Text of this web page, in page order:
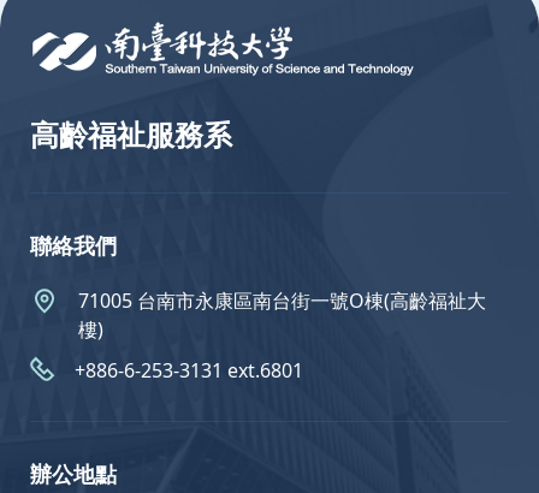
高齡福祉服務系
聯絡我們
71005 台南市永康區南台街一號O棟(高齡福祉大
樓)
+886-6-253-3131 ext.6801
辦公地點